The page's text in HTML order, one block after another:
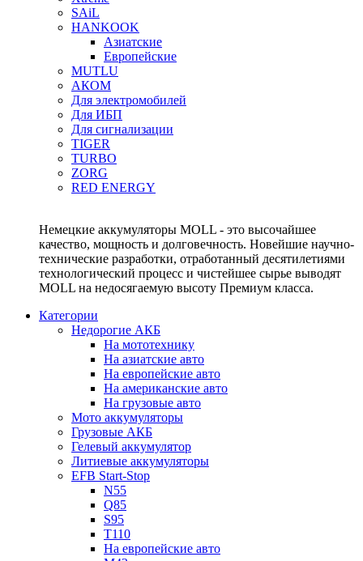
SAiL
HANKOOK
Азиатские
Европейские
MUTLU
АКОМ
Для электромобилей
Для ИБП
Для сигнализации
TIGER
TURBO
ZORG
RED ENERGY
Немецкие аккумуляторы MOLL - это высочайшее
качество, мощность и долговечность. Новейшие научно-
технические разработки, отработанный десятилетиями
технологический процесс и чистейшее сырье выводят
MOLL на недосягаемую высоту Премиум класса.
Категории
Недорогие АКБ
На мототехнику
На азиатские авто
На европейские авто
На американские авто
На грузовые авто
Мото аккумуляторы
Грузовые АКБ
Гелевый аккумулятор
Литиевые аккумуляторы
EFB Start-Stop
N55
Q85
S95
T110
На европейские авто